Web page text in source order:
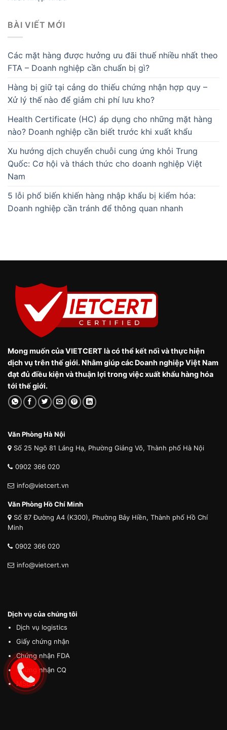
BÀI VIẾT MỚI
Các mặt hàng được hưởng ưu đãi thuế nhiều nhất theo
FTA – Doanh nghiệp cần chuẩn bị gì?
Hàng bị giữ tại cảng do thiếu chứng nhận hợp quy –
Xử lý thế nào để giảm chi phí lưu kho?
Health Certificate (HC) áp dụng cho những mặt hàng
nào? Doanh nghiệp cần biết trước khi xuất khẩu
Xu hướng dịch chuyển chuỗi cung ứng khỏi Trung
Quốc: Cơ hội và thách thức cho doanh nghiệp Việt
Nam
5 lỗi phổ biến khiến hàng nhập khẩu bị kiểm hóa:
Doanh nghiệp cần tránh để thông quan nhanh
Mong muốn của VIETCERT là có thể kết nối và thực hiện
dịch vụ trên thế giới. Nhằm giúp các Doanh nghiệp Việt Nam
đạt đủ điều kiện và thuận lợi trong việc xuất khẩu hàng hóa
tới thế giới.
Văn Phòng Hà Nội
Số 25 Ngõ 81 Láng Hạ, Phường Giảng Võ, Thành phố Hà Nội
0902 366 020
info@vietcert.vn
Văn Phòng Hồ Chí Minh
Số 87 Đường A4 (K300), Phường Bảy Hiền, Thành phố Hồ Chí
Minh
0902 366 020
info@vietcert.vn
Dịch vụ của chúng tôi
Dịch vụ logistics
Giấy chứng nhận
Chứng nhận FDA
Chứng nhận CQ
MSDS